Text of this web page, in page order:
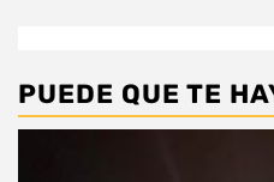
PUEDE QUE TE